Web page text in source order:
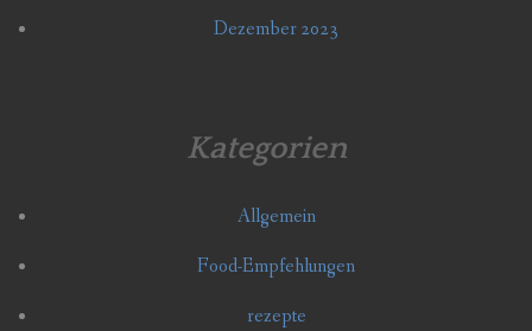
Dezember 2023
Kategorien
Allgemein
Food-Empfehlungen
rezepte